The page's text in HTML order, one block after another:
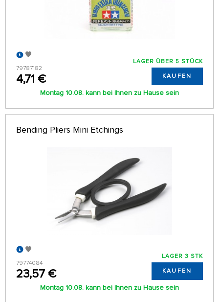
79787182
4,71 €
LAGER ÜBER 5 STÜCK
KAUFEN
Montag 10.08. kann bei Ihnen zu Hause sein
Bending Pliers Mini Etchings
79774084
23,57 €
LAGER 3 STK
KAUFEN
Montag 10.08. kann bei Ihnen zu Hause sein